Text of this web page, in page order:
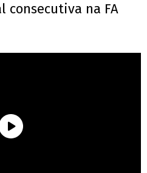
consecutiva na FA